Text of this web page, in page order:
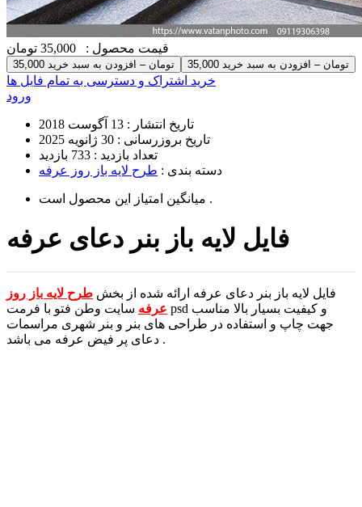
قیمت محصول : 35,000 تومان
35,000 تومان – افزودن به سبد خرید
خرید اشتراک و دسترسی به تمام فایل ها
ورود
تاریخ انتشار : 13 آگوست 2018
تاریخ بروزرسانی : 30 ژانویه 2025
تعداد بازدید : 733 بازدید
دسته بندی : طرح لایه باز روز عرفه
میانگین امتیاز این محصول است .
فایل لایه باز بنر دعای عرفه
فایل لایه باز بنر دعای عرفه ارائه شده از بخش طرح لایه باز روز
عرفه سایت وطن فتو با فرمت psd و کیفیت بسیار بالا مناسب
جهت چاپ و استفاده در طراحی های بنر و بنر شهری مراسمات
دعای پر فیض عرفه می باشد .